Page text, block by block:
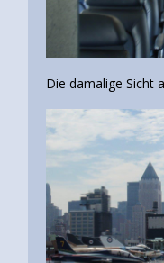
Die damalige Sicht